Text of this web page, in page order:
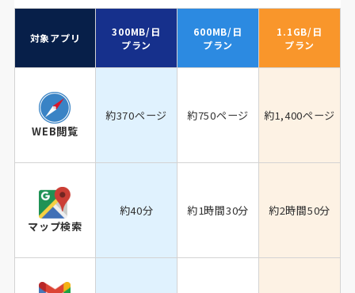
対象アプリ
300MB/日
プラン
600MB/日
プラン
1.1GB/日
プラン
WEB閲覧
約370ページ 約750ページ 約1,400ページ
マップ検索
約40分 約1時間30分 約2時間50分